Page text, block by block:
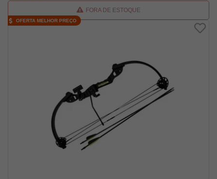
FORA DE ESTOQUE
OFERTA MELHOR PREÇO